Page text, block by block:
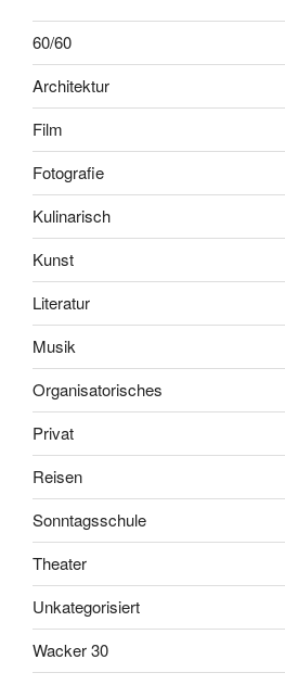
60/60
Architektur
Film
Fotografie
Kulinarisch
Kunst
Literatur
Musik
Organisatorisches
Privat
Reisen
Sonntagsschule
Theater
Unkategorisiert
Wacker 30